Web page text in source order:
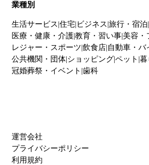
業種別
生活サービス 住宅 ビジネス 旅行・宿泊
医療・健康・介護教育・習い事 美容・
レジャー・スポーツ 飲食店 自動車・バ
公共機関・団体 ショッピングペット 暮
冠婚葬祭・イベント 歯科
運営会社
プライバシーポリシー
利用規約